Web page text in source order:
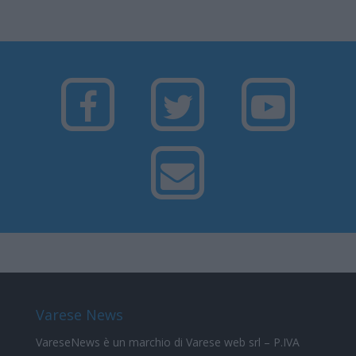
Varese News
VareseNews è un marchio di Varese web srl – P.IVA